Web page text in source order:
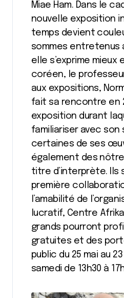
Miae Ham. Dans le
nouvelle exposition
temps devient
sommes entretenus
elle s’exprime mieux
coréen, le
aux expositions,
fait sa rencontre en
exposition durant
familiariser avec son
certaines de ses
également des
titre d’interprète. Ils
première
l’amabilité de
lucratif, Centre
grands pourront
gratuites et des
public du 25 mai au
samedi de 13h30 à